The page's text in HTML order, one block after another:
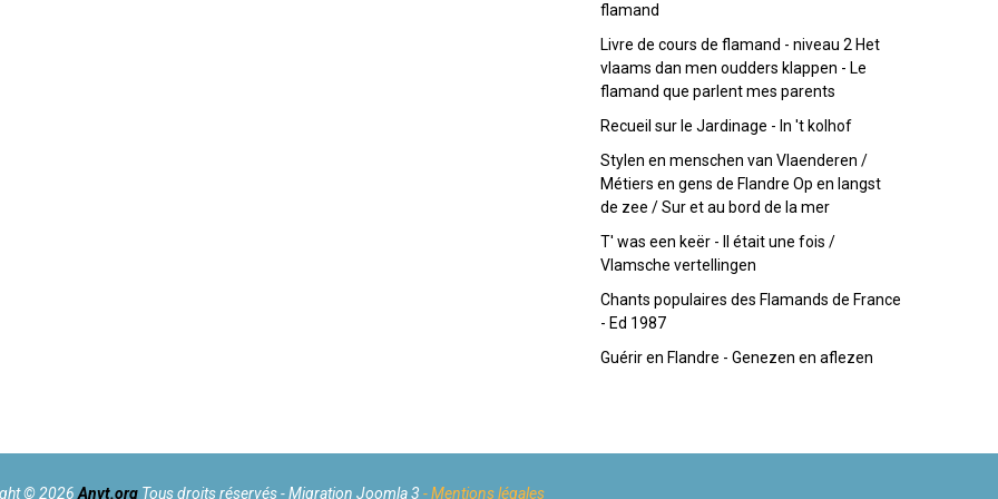
flamand
Livre de cours de flamand - niveau 2 Het
vlaams dan men oudders klappen - Le
flamand que parlent mes parents
Recueil sur le Jardinage - In 't kolhof
Stylen en menschen van Vlaenderen /
Métiers en gens de Flandre Op en langst
de zee / Sur et au bord de la mer
T' was een keër - Il était une fois /
Vlamsche vertellingen
Chants populaires des Flamands de France
- Ed 1987
Guérir en Flandre - Genezen en aflezen
© 2026 Anvt.org Tous droits réservés -Migration Joomla 3 - Mentions légales